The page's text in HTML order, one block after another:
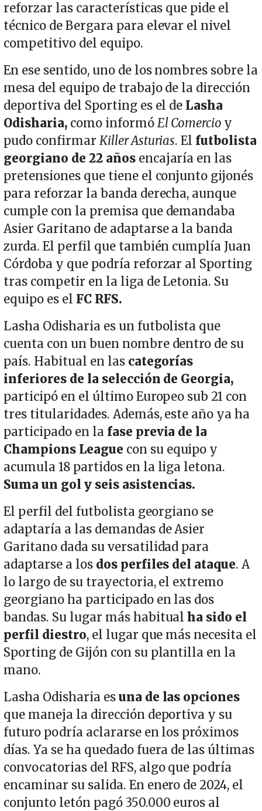
reforzar las características que pide el
técnico de Bergara para elevar el nivel
competitivo del equipo.
En ese sentido, uno de los nombres sobre la
mesa del equipo de trabajo de la dirección
deportiva del Sporting es el de Lasha
Odisharia, como informóEl Comercio y
pudo confirmar Killer Asturias. El futbolista
georgiano de 22 años encajaría en las
pretensiones que tiene el conjunto gijonés
para reforzar la banda derecha, aunque
cumple con la premisa que demandaba
Asier Garitano de adaptarse a la banda
zurda. El perfil que también cumplía Juan
Córdoba y que podría reforzar al Sporting
tras competir en la liga de Letonia. Su
equipo es el FC RFS.
Lasha Odisharia es un futbolista que
cuenta con un buen nombre dentro de su
país. Habitual en las categorías
inferiores de la selección de Georgia,
participó en el último Europeo sub 21 con
tres titularidades. Además, este año ya ha
participado en la fase previa de la
Champions League con su equipo y
acumula 18 partidos en la liga letona.
Suma un gol y seis asistencias.
El perfil del futbolista georgiano se
adaptaría a las demandas de Asier
Garitano dada su versatilidad para
adaptarse a losdos perfiles del ataque. A
lo largo de su trayectoria, el extremo
georgiano ha participado en las dos
bandas. Su lugar más habitualha sido el
perfil diestro, el lugar que más necesita el
Sporting de Gijón con su plantilla en la
mano.
Lasha Odisharia esuna de las opciones
que maneja la dirección deportiva y su
futuro podría aclararse en los próximos
días. Ya se ha quedado fuera de las últimas
convocatorias del RFS, algo que podría
encaminar su salida. En enero de 2024, el
conjunto letón pagó 350.000 euros al